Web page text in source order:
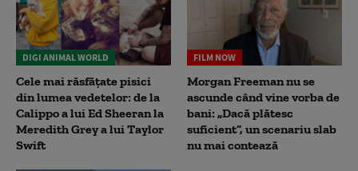
DIGI ANIMAL WORLD
Cele mai răsfățate pisici
din lumea vedetelor: de la
Calippo a lui Ed Sheeran la
Meredith Grey a lui Taylor
Swift
FILM NOW
Morgan Freeman nu se
ascunde când vine vorba de
bani: „Dacă plătesc
suficient”, un scenariu slab
nu mai contează